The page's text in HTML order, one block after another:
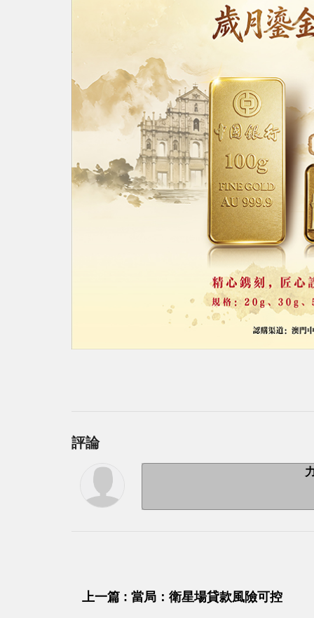
評論
上一篇 : 當局：衛星場貸款風險可控